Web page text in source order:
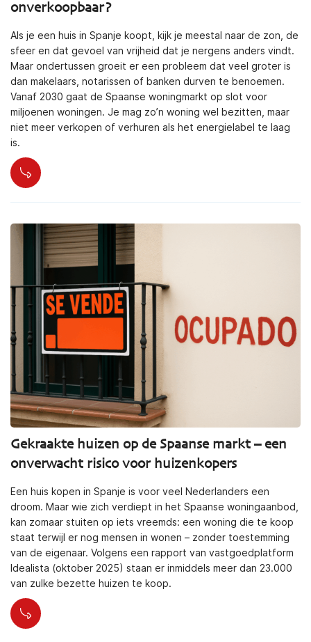
onverkoopbaar?
Als je een huis in Spanje koopt, kijk je meestal naar de zon, de
sfeer en dat gevoel van vrijheid dat je nergens anders vindt.
Maar ondertussen groeit er een probleem dat veel groter is
dan makelaars, notarissen of banken durven te benoemen.
Vanaf 2030 gaat de Spaanse woningmarkt op slot voor
miljoenen woningen. Je mag zo’n woning wel bezitten, maar
niet meer verkopen of verhuren als het energielabel te laag
is.
Gekraakte huizen op de Spaanse markt – een
onverwacht risico voor huizenkopers
Een huis kopen in Spanje is voor veel Nederlanders een
droom. Maar wie zich verdiept in het Spaanse woningaanbod,
kan zomaar stuiten op iets vreemds: een woning die te koop
staat terwijl er nog mensen in wonen – zonder toestemming
van de eigenaar. Volgens een rapport van vastgoedplatform
Idealista (oktober 2025) staan er inmiddels meer dan 23.000
van zulke bezette huizen te koop.